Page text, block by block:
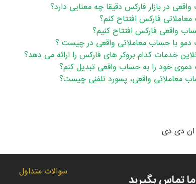
در بازار فارکس دقیقا چه معنایی دارد؟
فارکس افتتاح کنم؟
واقعی فارکس افتتاح کنیم؟
با حساب معاملاتی واقعی در چیست ؟
خدمات کدام بروکر های فارکس را ارائه می دهد؟
خود را به حساب واقعی تبدیل کنم؟
معاملاتی واقعی، پسورد تلفنی چیست؟
دی دی
ما تماس بگیرید سوالات متداول